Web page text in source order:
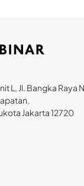
L, Jl. Bangka Raya
Jakarta 12720